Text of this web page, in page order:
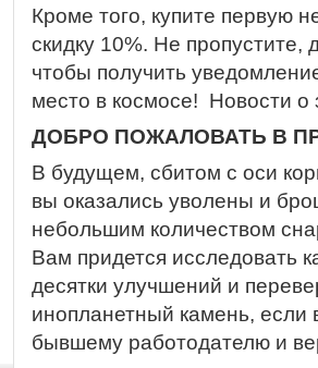
Кроме того, купите первую
скидку 10%. Не пропустите,
чтобы получить
место в космосе! Новости о
ДОБРО ПОЖАЛОВАТЬ В
В будущем, сбитом с оси
вы оказались уволены и
небольшим количеством
Вам придется исследовать
десятки улучшений и
инопланетный камень, если
бывшему работодателю и